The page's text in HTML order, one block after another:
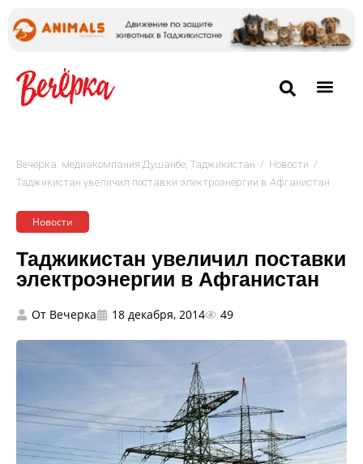
Вечёрка: медиакомпания Душанбе, Таджикистан / Новости /
Таджикистан увеличил поставки электроэнергии в Афганистан
Новости
Таджикистан увеличил поставки
электроэнергии в Афганистан
От Вечерка 18 декабря, 2014 49